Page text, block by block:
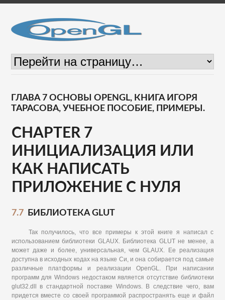
ГЛАВА 7 ОСНОВЫ OPENGL, КНИГА ИГОРЯ
ТАРАСОВА, УЧЕБНОЕ ПОСОБИЕ, ПРИМЕРЫ.
CHAPTER 7
ИНИЦИАЛИЗАЦИЯ ИЛИ
КАК НАПИСАТЬ
ПРИЛОЖЕНИЕ С НУЛЯ
7.7БИБЛИОТЕКА GLUT
Так получилось, что все примеры к этой книге я написал с
использованием библиотеки GLAUX. Библиотека GLUT не менее, а
может даже и более, универсальная, чем GLAUX. Ее реализация
доступна в исходных кодах на языке Си, и она собирается под самые
различные платформы и реализации OpenGL. При написании
программ для Windows недостаком является отсутствие библиотеки
glut32.dll в стандартной поставке Windows. В следствие чего, вам
придется вместе со своей программой распространять еще и файл